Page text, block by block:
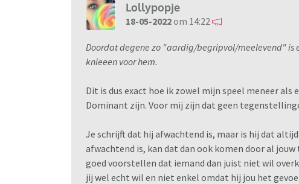
Marijkes Praktijken
http://marijkespraktijken.nl/
Submissive Guide
Wandering Spirits
Klein detail, naast gewone heerlijke geile
hoek kijken. Mensen delen hier hun persoonlijke
dat iedereen zich vrij voelt om dat te doen. Wees
Lollypopje
18-05-2022om 14:22
Doordat degene zo "aardig/begripvol/meelevend" is
knieeen voor hem.
Dit is dus exact hoe ik zowel mijn speel meneer als
Dominant zijn. Voor mij zijn dat geen
Je schrijft dat hij afwachtend is, maar is hij dat
afwachtend is, kan dat dan ook komen door al
goed voorstellen dat iemand dan juist niet wil
jij wel echt wil en niet enkel omdat hij jou het